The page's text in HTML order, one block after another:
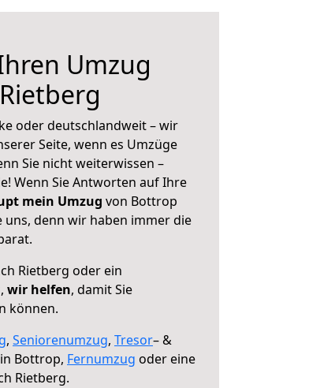
Umzug
oder deutschlandweit – wir
Seite, wenn es Umzüge
Sie nicht weiterwissen –
Wenn Sie Antworten auf Ihre
mein Umzug von Bottrop
uns, denn wir haben immer die
Rietberg oder ein
wir helfen, damit Sie
können.
, Seniorenumzug, Tresor– &
in Bottrop, Fernumzug oder eine
Rietberg.